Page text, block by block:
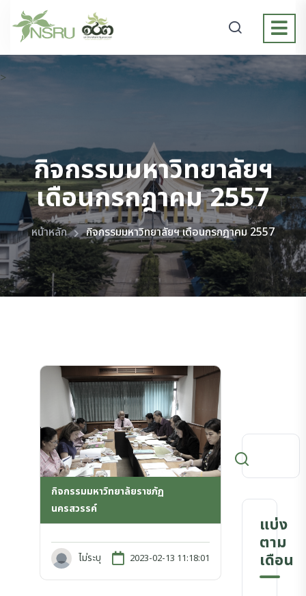
>
กิจกรรมมหาวิทยาลัยฯ
เดือนกรกฎาคม 2557
หน้าหลัก กิจกรรมมหาวิทยาลัยฯ เดือนกรกฎาคม 2557
กิจกรรมมหาวิทยาลัยราชภัฏ
นครสวรรค์
ไม่ระบุ 2023-02-13 11:18:01
แบ่ง
ตาม
เดือน